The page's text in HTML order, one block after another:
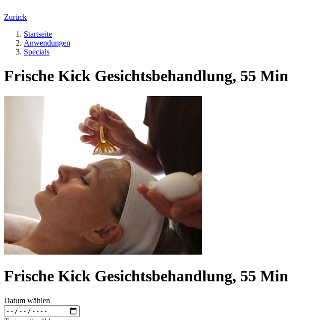
Zurück
Startseite
Anwendungen
Specials
Frische Kick Gesichtsbehandlung, 55 Min
Frische Kick Gesichtsbehandlung, 55 Min
Datum wählen